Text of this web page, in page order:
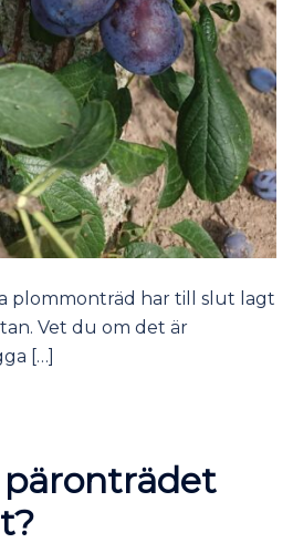
plommonträd har till slut lagt
Vet du om det är
[…]